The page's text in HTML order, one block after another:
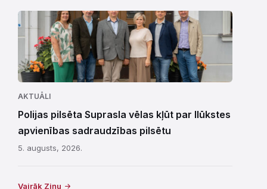
AKTUĀLI
Polijas pilsēta Suprasla vēlas kļūt par Ilūkstes
apvienības sadraudzības pilsētu
5. augusts, 2026.
Vairāk Ziņu